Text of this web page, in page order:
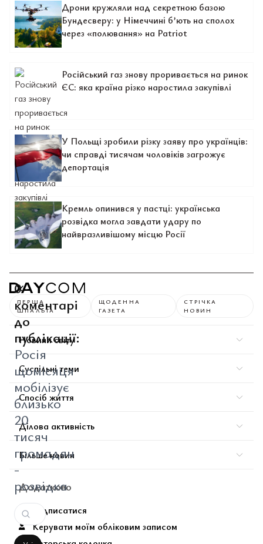
Дрони кружляли над секретною базою
Бундесверу: у Німеччині б’ють на сполох
через «полювання» на Patriot
Російський газ знову проривається на ринок
ЄС: яка країна різко наростила закупівлі
У Польщі зробили різку заяву про українців:
чи справді тисячам чоловіків загрожує
депортація
Кремль опинився у пастці: українська
розвідка могла завдати удару по
найвразливішому місцю Росії
0
коментарі
до
публікації:
Росія
щомісяця
мобілізує
близько
20
тисяч
громадян
-
розвідка
ПЕРША
ШПАЛЬТА
ЩОДЕННА
ГАЗЕТА
СТРІЧКА
НОВИН
Новини світу
Суспільні теми
Спосіб життя
Ділова активність
Більше новин
Додатково
Підписатися
Керувати моїм обліковим записом